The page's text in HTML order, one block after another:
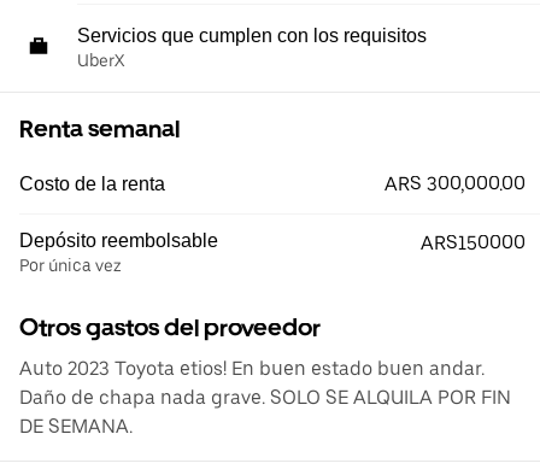
Servicios que cumplen con los requisitos
UberX
Renta semanal
Costo de la renta ARS 300,000.00
Depósito reembolsable
Por única vez
ARS150000
Otros gastos del proveedor
Auto 2023 Toyota etios! En buen estado buen andar.
Daño de chapa nada grave. SOLO SE ALQUILA POR FIN
DE SEMANA.